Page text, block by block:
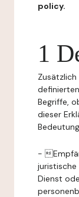
policy.
1
Begriffe,
dieser
-
juristische
Dienst